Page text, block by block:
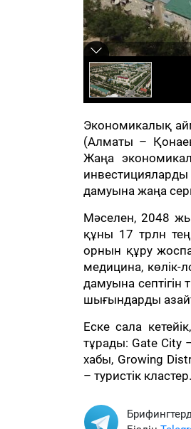
Экономикалық
(Алматы –
Жаңа
инвестицияларды
дамуына жаңа
Мәселен, 2048
құны 17 трлн
орнын құру
медицина,
дамуына септігін
шығындарды
Еске сала
тұрады: Gate City
хабы, Growing
– туристік